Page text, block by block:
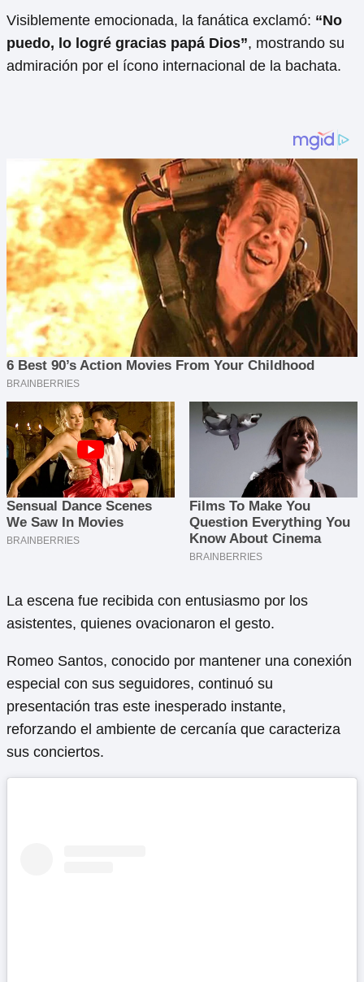
Visiblemente emocionada, la fanática exclamó: “No
puedo, lo logré gracias papá Dios”, mostrando su
admiración por el ícono internacional de la bachata.
La escena fue recibida con entusiasmo por los
asistentes, quienes ovacionaron el gesto.
Romeo Santos, conocido por mantener una conexión
especial con sus seguidores, continuó su
presentación tras este inesperado instante,
reforzando el ambiente de cercanía que caracteriza
sus conciertos.